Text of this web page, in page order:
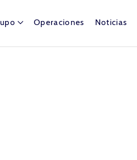
Operaciones Noticias